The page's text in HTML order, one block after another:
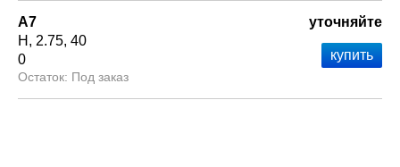
А7
Н
2.75 40
0
Под заказ
уточняйте